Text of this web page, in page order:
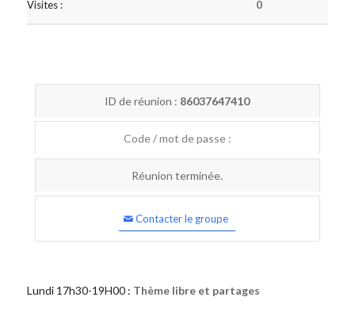
Visites : 0
ID de réunion : 86037647410
Code / mot de passe :
Réunion terminée.
Contacter le groupe
Lundi 17h30-19H00 : Thème libre et partages